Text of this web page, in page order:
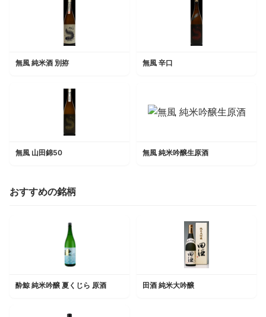
無風 純米酒 別拵 無風 辛口
無風 山田錦50 無風 純米吟醸生原酒
おすすめの銘柄
酔鯨 純米吟醸 夏くじら 原酒 田酒 純米大吟醸